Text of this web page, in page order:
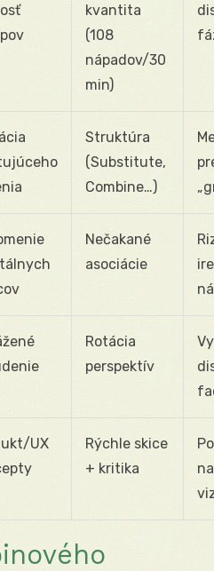
kvantita
(108
nápadov/30
min)
Struktúra
(Substitute,
Combine…)
Nečakané
asociácie
Rotácia
perspektív
UX
Rýchle skice
+ kritika
na